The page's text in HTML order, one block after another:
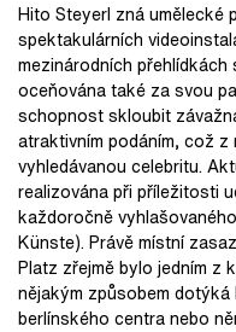
Hito Steyerl zná umělecké
spektakulárních
mezinárodních
oceňována také za svou
schopnost skloubit
atraktivním podáním, což z
vyhledávanou celebritu.
realizována při příležitosti
každoročně
Künste). Právě místní
Platz zřejmě bylo jedním z
nějakým způsobem
berlínského centra nebo